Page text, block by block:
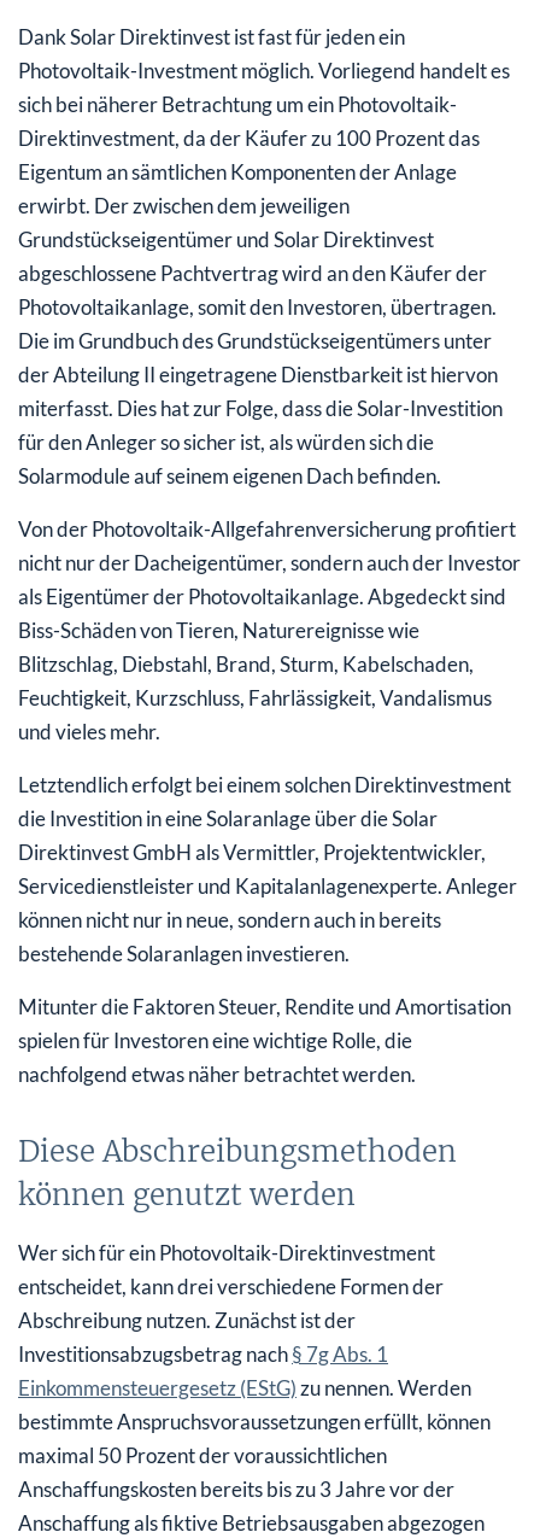
Dank Solar Direktinvest ist fast für jeden ein
Photovoltaik-Investment möglich. Vorliegend handelt es
sich bei näherer Betrachtung um ein Photovoltaik-
Direktinvestment, da der Käufer zu 100 Prozent das
Eigentum an sämtlichen Komponenten der Anlage
erwirbt. Der zwischen dem jeweiligen
Grundstückseigentümer und Solar Direktinvest
abgeschlossene Pachtvertrag wird an den Käufer der
Photovoltaikanlage, somit den Investoren, übertragen.
Die im Grundbuch des Grundstückseigentümers unter
der Abteilung II eingetragene Dienstbarkeit ist hiervon
miterfasst. Dies hat zur Folge, dass die Solar-Investition
für den Anleger so sicher ist, als würden sich die
Solarmodule auf seinem eigenen Dach befinden.
Von der Photovoltaik-Allgefahrenversicherung profitiert
nicht nur der Dacheigentümer, sondern auch der Investor
als Eigentümer der Photovoltaikanlage. Abgedeckt sind
Biss-Schäden von Tieren, Naturereignisse wie
Blitzschlag, Diebstahl, Brand, Sturm, Kabelschaden,
Feuchtigkeit, Kurzschluss, Fahrlässigkeit, Vandalismus
und vieles mehr.
Letztendlich erfolgt bei einem solchen Direktinvestment
die Investition in eine Solaranlage über die Solar
Direktinvest GmbH als Vermittler, Projektentwickler,
Servicedienstleister und Kapitalanlagenexperte. Anleger
können nicht nur in neue, sondern auch in bereits
bestehende Solaranlagen investieren.
Mitunter die Faktoren Steuer, Rendite und Amortisation
spielen für Investoren eine wichtige Rolle, die
nachfolgend etwas näher betrachtet werden.
Diese Abschreibungsmethoden
können genutzt werden
Wer sich für ein Photovoltaik-Direktinvestment
entscheidet, kann drei verschiedene Formen der
Abschreibung nutzen. Zunächst ist der
Investitionsabzugsbetrag nach§ 7g Abs. 1
Einkommensteuergesetz (EStG)zu nennen. Werden
bestimmte Anspruchsvoraussetzungen erfüllt, können
maximal 50 Prozent der voraussichtlichen
Anschaffungskosten bereits bis zu 3 Jahre vor der
Anschaffung als fiktive Betriebsausgaben abgezogen